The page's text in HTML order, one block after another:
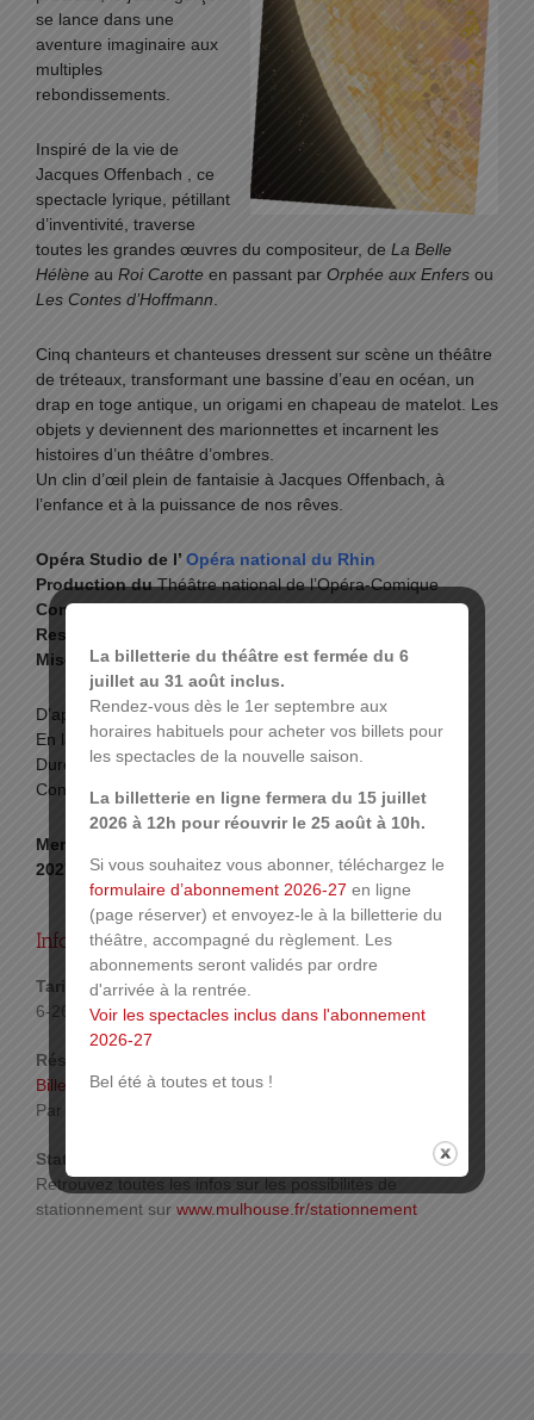
se lance dans une
aventure imaginaire aux
multiples
rebondissements.
Inspiré de la vie de
Jacques Offenbach , ce
spectacle lyrique, pétillant
d’inventivité, traverse
toutes les grandes œuvres du compositeur, de La Belle
Hélène au Roi Carotte en passant par Orphée aux Enfers ou
Les Contes d’Hoffmann
Cinq chanteurs et chanteuses dressent sur scène un théâtre
de tréteaux, transformant une bassine d’eau en océan, un
drap en toge antique, un origami en chapeau de matelot. Les
objets y deviennent des marionnettes et incarnent les
histoires d’un théâtre d’ombres.
Un clin d’œil plein de fantaisie à Jacques Offenbach, à
l’enfance et à la puissance de nos rêves.
Opéra Studio de l’ Opéra national du Rhin
Production duThéâtre national de l’Opéra-Comique
Conception musicaleGuillemette Daboval
Responsable musicale
Mise en scène et livretBarthélémy Fortier
D’après des extraits de Jacques Offenbach
En langue française.
Durée : 1h20 sans entracte.
Conseillé à partir de 8 ans
Mercredi 13 janvier 2027 à 19h et Vendredi 15 janvier
2027 à 19h
Infos pratiques :
Tarif :
6-26€
Réservations :
Billetterie en ligne
Par téléphone ou sur place.
Stationnement :
Retrouvez toutes les infos sur les possibilités de
stationnement sur www.mulhouse.fr/stationnement
La billetterie du théâtre est fermée du 6
juillet au 31 août inclus.
Rendez-vous dès le 1er septembre aux
horaires habituels pour acheter vos billets pour
les spectacles de la nouvelle saison.
La billetterie en ligne fermera du 15 juillet
2026 à 12h pour réouvrir le 25 août à 10h.
Si vous souhaitez vous abonner, téléchargez le
formulaire d’abonnement 2026-27 en ligne
(page réserver) et envoyez-le à la billetterie du
théâtre, accompagné du règlement. Les
abonnements seront validés par ordre
d'arrivée à la rentrée.
Voir les spectacles inclus dans l'abonnement
2026-27
Bel été à toutes et tous !